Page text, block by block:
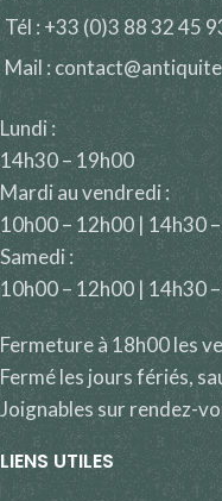
Tél : +33 (0)3 88 32 45
Mail :
Lundi :
14h30 – 19h00
Mardi au vendredi :
10h00 – 12h00 | 14h30
Samedi :
10h00 – 12h00 | 14h30
Fermeture à 18h00 les
Fermé les jours fériés,
Joignables sur rendez-
LIENS UTILES